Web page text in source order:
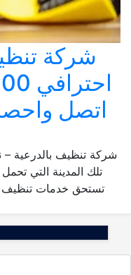
شركة
اتصل واحصل 23%خصم
شركة تنظيف بالدرعية –
تلك المدينة التي
تستحق خدمات تنظيف